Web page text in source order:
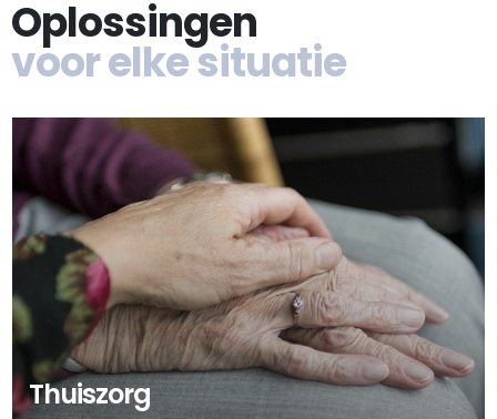
Oplossingen
voor elke situatie
Thuiszorg